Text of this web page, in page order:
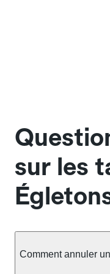
sur les
Comment annuler